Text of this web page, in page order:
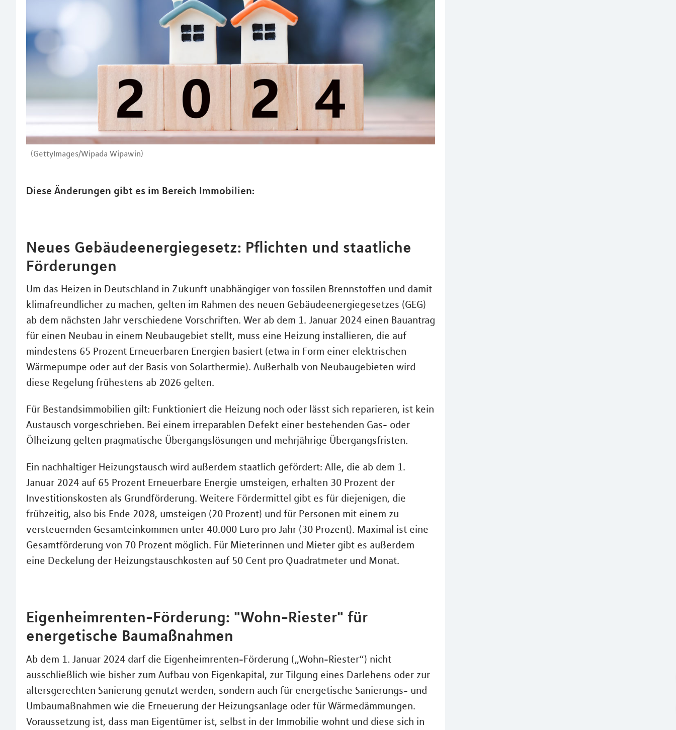
(GettyImages/Wipada Wipawin)
Diese Änderungen gibt es im Bereich Immobilien:
Neues Gebäudeenergiegesetz: Pflichten und staatliche
Förderungen
Um das Heizen in Deutschland in Zukunft unabhängiger von fossilen Brennstoffen und damit
klimafreundlicher zu machen, gelten im Rahmen des neuen Gebäudeenergiegesetzes (GEG)
ab dem nächsten Jahr verschiedene Vorschriften. Wer ab dem 1. Januar 2024 einen Bauantrag
für einen Neubau in einem Neubaugebiet stellt, muss eine Heizung installieren, die auf
mindestens 65 Prozent Erneuerbaren Energien basiert (etwa in Form einer elektrischen
Wärmepumpe oder auf der Basis von Solarthermie). Außerhalb von Neubaugebieten wird
diese Regelung frühestens ab 2026 gelten.
Für Bestandsimmobilien gilt: Funktioniert die Heizung noch oder lässt sich reparieren, ist kein
Austausch vorgeschrieben. Bei einem irreparablen Defekt einer bestehenden Gas- oder
Ölheizung gelten pragmatische Übergangslösungen und mehrjährige Übergangsfristen.
Ein nachhaltiger Heizungstausch wird außerdem staatlich gefördert: Alle, die ab dem 1.
Januar 2024 auf 65 Prozent Erneuerbare Energie umsteigen, erhalten 30 Prozent der
Investitionskosten als Grundförderung. Weitere Fördermittel gibt es für diejenigen, die
frühzeitig, also bis Ende 2028, umsteigen (20 Prozent) und für Personen mit einem zu
versteuernden Gesamteinkommen unter 40.000 Euro pro Jahr (30 Prozent). Maximal ist eine
Gesamtförderung von 70 Prozent möglich. Für Mieterinnen und Mieter gibt es außerdem
eine Deckelung der Heizungstauschkosten auf 50 Cent pro Quadratmeter und Monat.
Eigenheimrenten-Förderung: "Wohn-Riester" für
energetische Baumaßnahmen
Ab dem 1. Januar 2024 darf die Eigenheimrenten-Förderung („Wohn-Riester“) nicht
ausschließlich wie bisher zum Aufbau von Eigenkapital, zur Tilgung eines Darlehens oder zur
altersgerechten Sanierung genutzt werden, sondern auch für energetische Sanierungs- und
Umbaumaßnahmen wie die Erneuerung der Heizungsanlage oder für Wärmedämmungen.
Voraussetzung ist, dass man Eigentümer ist, selbst in der Immobilie wohnt und diese sich in